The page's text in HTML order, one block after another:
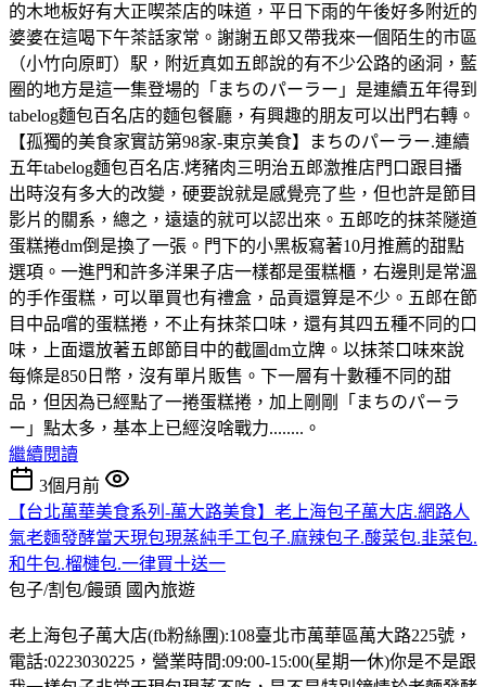
的木地板好有大正喫茶店的味道，平日下雨的午後好多附近的
婆婆在這喝下午茶話家常。謝謝五郎又帶我來一個陌生的市區
（小竹向原町）駅，附近真如五郎說的有不少公路的函洞，藍
圈的地方是這一集登場的「まちのパーラー」是連續五年得到
tabelog麵包百名店的麵包餐廳，有興趣的朋友可以出門右轉。
【孤獨的美食家實訪第98家-東京美食】まちのパーラー.連續
五年tabelog麵包百名店.烤豬肉三明治五郎激推店門口跟目播
出時沒有多大的改變，硬要說就是感覺亮了些，但也許是節目
影片的關系，總之，遠遠的就可以認出來。五郎吃的抹茶隧道
蛋糕捲dm倒是換了一張。門下的小黑板寫著10月推薦的甜點
選項。一進門和許多洋果子店一樣都是蛋糕櫃，右邊則是常溫
的手作蛋糕，可以單買也有禮盒，品貢還算是不少。五郎在節
目中品嚐的蛋糕捲，不止有抹茶口味，還有其四五種不同的口
味，上面還放著五郎節目中的截圖dm立牌。以抹茶口味來說
每條是850日幣，沒有單片販售。下一層有十數種不同的甜
品，但因為已經點了一捲蛋糕捲，加上剛剛「まちのパーラ
ー」點太多，基本上已經沒啥戰力........。
繼續閱讀
3個月前
【台北萬華美食系列-萬大路美食】老上海包子萬大店.網路人
氣老麵發酵當天現包現蒸純手工包子.麻辣包子.酸菜包.韭菜包.
和牛包.榴槤包.一律買十送一
包子/割包/饅頭 國內旅遊
老上海包子萬大店(fb粉絲團):108臺北市萬華區萬大路225號，
電話:0223030225，營業時間:09:00-15:00(星期一休)你是不是跟